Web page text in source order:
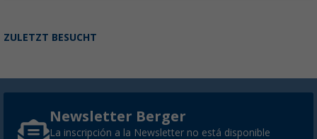
ZULETZT BESUCHT
Newsletter Berger
La inscripción a la Newsletter no está disponible